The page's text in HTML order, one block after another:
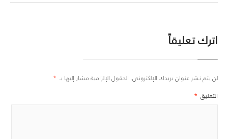
اترك تعليقاً
لن يتم نشر عنوان بريدك الإلكتروني. الحقول الإلزامية مشار إليها بـ *
التعليق *